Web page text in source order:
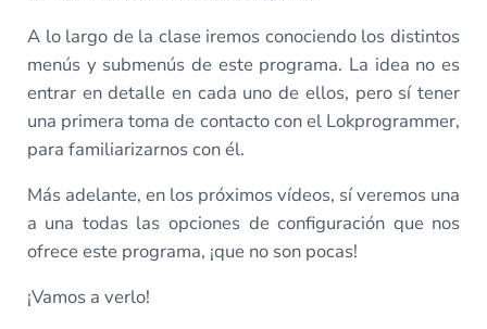
A lo largo de la clase iremos conociendo los distintos
menús y submenús de este programa. La idea no es
entrar en detalle en cada uno de ellos, pero sí tener
una primera toma de contacto con el Lokprogrammer,
para familiarizarnos con él.
Más adelante, en los próximos vídeos, sí veremos una
a una todas las opciones de configuración que nos
ofrece este programa, ¡que no son pocas!
¡Vamos a verlo!